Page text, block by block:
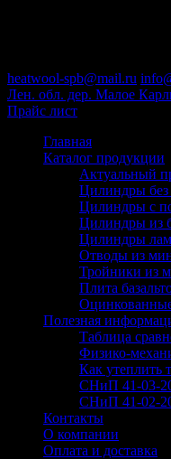
heatwool-spb@mail.ru
Лен. обл. дер. Малое
Прайс лист
Главная
Каталог продукции
Актуальный
Цилиндры без
Цилиндры с
Цилиндры из
Цилиндры
Отводы из
Тройники из
Плита
Полезная
Таблица
Физико-
Как утеплить
СНиП 41-03-
СНиП 41-02-
Контакты
О компании
Оплата и доставка